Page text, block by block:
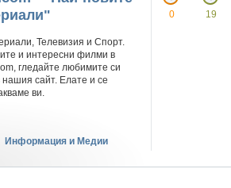
Телевизия и Спорт.
и интересни филми в
гледайте любимите си
сайт. Елате и се
ви.
Информация и Медии
0 19